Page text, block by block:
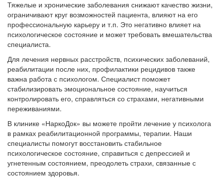
Тяжелые и хронические заболевания снижают качество жизни,
ограничивают круг возможностей пациента, влияют на его
профессиональную карьеру и т.п. Это негативно влияет на
психологическое состояние и может требовать вмешательства
специалиста.
Для лечения нервных расстройств, психических заболеваний,
реабилитации после них, профилактики рецидивов также
важна работа с психологом. Специалист поможет
стабилизировать эмоциональное состояние, научиться
контролировать его, справляться со страхами, негативными
переживаниями.
В клинике «НаркоДок» вы можете пройти лечение у психолога
в рамках реабилитационной программы, терапии. Наши
специалисты помогут восстановить стабильное
психологическое состояние, справиться с депрессией и
угнетенным состоянием, преодолеть страхи, связанные с
состоянием здоровья.